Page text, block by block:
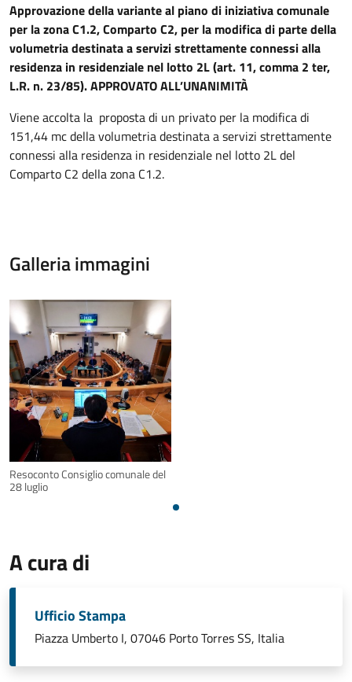
Approvazione della variante al piano di iniziativa comunale
per la zona C1.2, Comparto C2, per la modifica di parte della
volumetria destinata a servizi strettamente connessi alla
residenza in residenziale nel lotto 2L (art. 11, comma 2 ter,
L.R. n. 23/85). APPROVATO ALL’UNANIMITÀ
Viene accolta la proposta di un privato per la modifica di
151,44 mc della volumetria destinata a servizi strettamente
connessi alla residenza in residenziale nel lotto 2L del
Comparto C2 della zona C1.2.
Galleria immagini
Resoconto Consiglio comunale del
28 luglio
A cura di
Ufficio Stampa
Piazza Umberto I, 07046 Porto Torres SS, Italia